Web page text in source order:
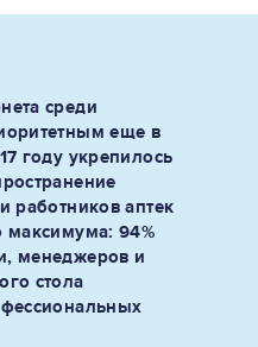
среди
еще в
году укрепилось
работников аптек
максимума: 94%
менеджеров и
стола